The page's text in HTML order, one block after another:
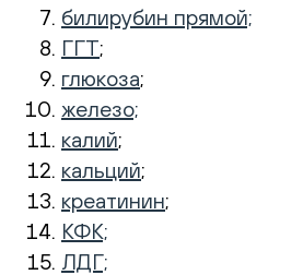
билирубин прямой;
ГГТ;
глюкоза;
железо;
калий;
кальций;
креатинин;
КФК;
ЛДГ;